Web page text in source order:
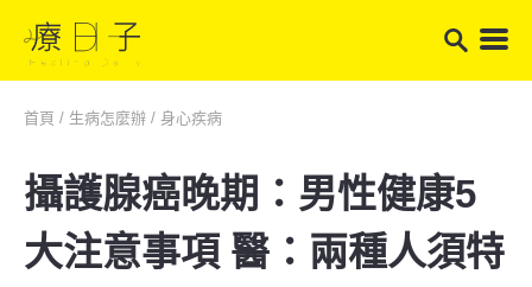
首頁 / 生病怎麼辦 / 身心疾病
攝護腺癌晚期：男性健康5
大注意事項 醫：兩種人須特